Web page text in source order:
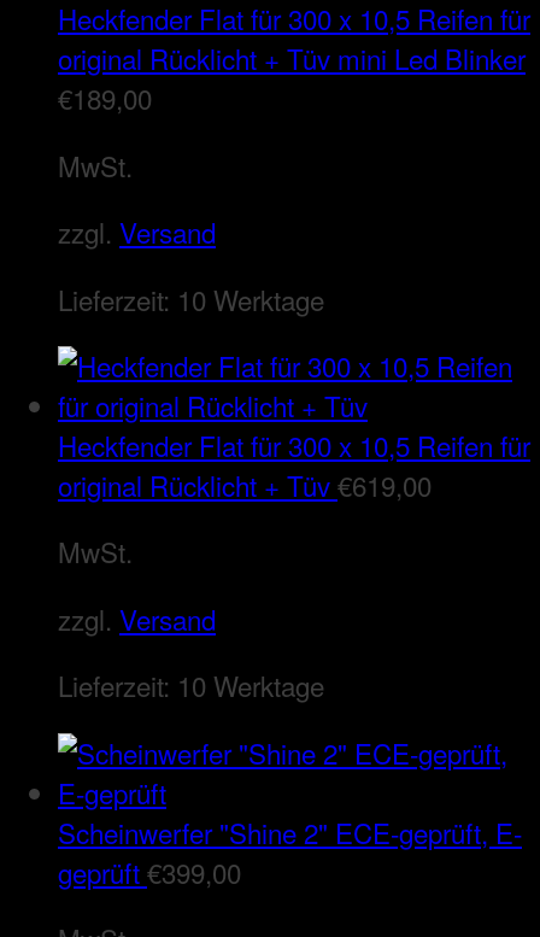
Heckfender Flat für 300 x 10,5 Reifen für
original Rücklicht + Tüv mini Led Blinker
€189,00
MwSt.
zzgl. Versand
Lieferzeit: 10 Werktage
Heckfender Flat für 300 x 10,5 Reifen für
original Rücklicht + Tüv€619,00
MwSt.
zzgl. Versand
Lieferzeit: 10 Werktage
Scheinwerfer "Shine 2" ECE-geprüft, E-
geprüft€399,00